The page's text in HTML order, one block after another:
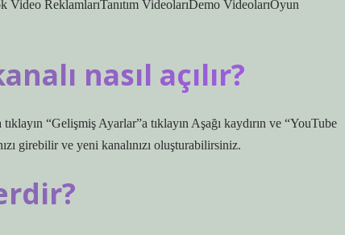
ReklamlarıTanıtım VideolarıDemo VideolarıOyun
nasıl açılır?
“Gelişmiş Ayarlar”a tıklayın Aşağı kaydırın ve “YouTube
girebilir ve yeni kanalınızı oluşturabilirsiniz.